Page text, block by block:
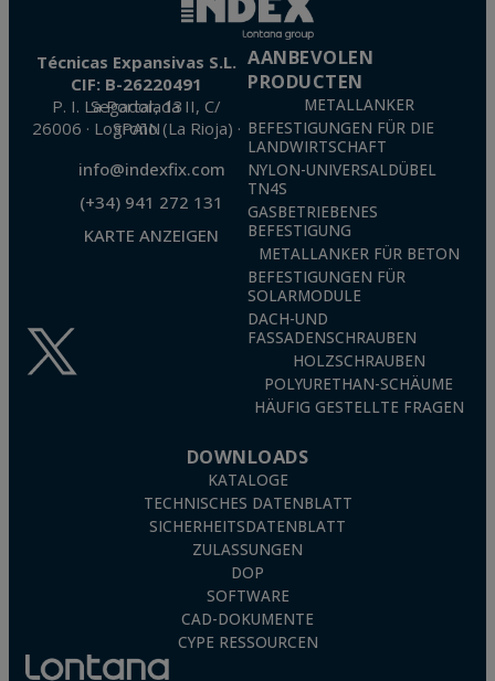
Técnicas Expansivas S.L.
CIF: B-26220491
P. I. La Portalada II, C/ Segador, 13
26006 · Logroño (La Rioja) · SPAIN
info@indexfix.com
(+34) 941 272 131
KARTE ANZEIGEN
AANBEVOLEN
PRODUCTEN
METALLANKER
BEFESTIGUNGEN FÜR DIE
LANDWIRTSCHAFT
NYLON-UNIVERSALDÜBEL
TN4S
GASBETRIEBENES
BEFESTIGUNG
METALLANKER FÜR BETON
BEFESTIGUNGEN FÜR
SOLARMODULE
DACH-UND
FASSADENSCHRAUBEN
HOLZSCHRAUBEN
POLYURETHAN-SCHÄUME
HÄUFIG GESTELLTE FRAGEN
DOWNLOADS
KATALOGE
TECHNISCHES DATENBLATT
SICHERHEITSDATENBLATT
ZULASSUNGEN
DOP
SOFTWARE
CAD-DOKUMENTE
CYPE RESSOURCEN